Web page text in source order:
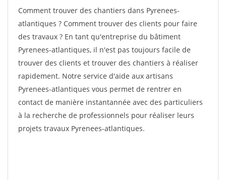
Comment trouver des chantiers dans Pyrenees-
atlantiques ? Comment trouver des clients pour faire
des travaux ? En tant qu'entreprise du bâtiment
Pyrenees-atlantiques, il n'est pas toujours facile de
trouver des clients et trouver des chantiers à réaliser
rapidement. Notre service d'aide aux artisans
Pyrenees-atlantiques vous permet de rentrer en
contact de manière instantannée avec des particuliers
à la recherche de professionnels pour réaliser leurs
projets travaux Pyrenees-atlantiques.